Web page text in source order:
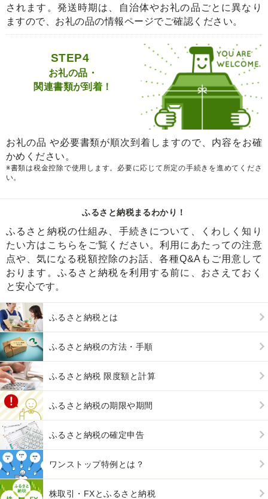
されます。発送時期は、自治体やお礼の品ごとに異なり
ますので、お礼の品の情報ページでご確認ください。
STEP4
お礼の品・
関連書類が到着！
お礼の品 や必要書類が順次到着しますので、内容をお確
かめください。
※書類は税金控除で使用します。必要に応じて所定の手続きを進めてくださ
い。
ふるさと納税まるわかり！
ふるさと納税の仕組み、手続きについて、くわしく知り
たい方はこちらをご覧ください。利用にあたっての注意
点や、気になる税額控除のお話、各種Q&Aもご用意して
おります。ふるさと納税を利用する前に、おさえておく
と安心です。
ふるさと納税とは
ふるさと納税の方法・手順
ふるさと納税 限度額と計算
ふるさと納税の期限や期間
ふるさと納税の確定申告
ワンストップ特例とは？
株取引・FXとふるさと納税